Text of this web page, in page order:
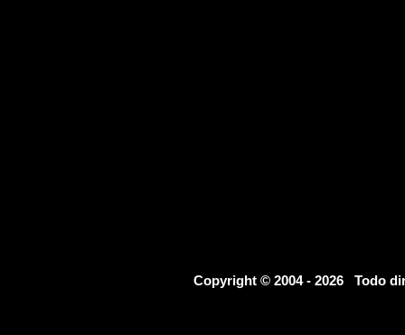
Copyright © 2004 - 2026 Todo